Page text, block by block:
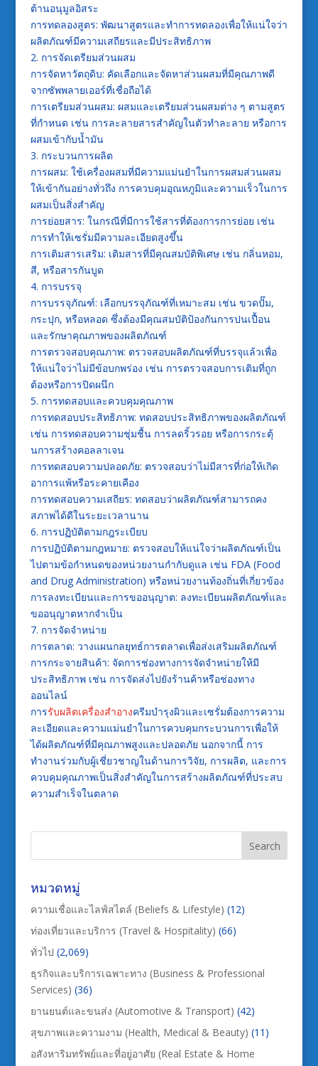
ต้านอนุมูลอิสระ
การทดลองสูตร: พัฒนาสูตรและทำการทดลองเพื่อให้แน่ใจว่า
ผลิตภัณฑ์มีความเสถียรและมีประสิทธิภาพ
2. การจัดเตรียมส่วนผสม
การจัดหาวัตถุดิบ: คัดเลือกและจัดหาส่วนผสมที่มีคุณภาพดี
จากซัพพลายเออร์ที่เชื่อถือได้
การเตรียมส่วนผสม: ผสมและเตรียมส่วนผสมต่าง ๆ ตามสูตร
ที่กำหนด เช่น การละลายสารสำคัญในตัวทำละลาย หรือการ
ผสมเข้ากับน้ำมัน
3. กระบวนการผลิต
การผสม: ใช้เครื่องผสมที่มีความแม่นยำในการผสมส่วนผสม
ให้เข้ากันอย่างทั่วถึง การควบคุมอุณหภูมิและความเร็วในการ
ผสมเป็นสิ่งสำคัญ
การย่อยสาร: ในกรณีที่มีการใช้สารที่ต้องการการย่อย เช่น
การทำให้เซรั่มมีความละเอียดสูงขึ้น
การเติมสารเสริม: เติมสารที่มีคุณสมบัติพิเศษ เช่น กลิ่นหอม,
สี, หรือสารกันบูด
4. การบรรจุ
การบรรจุภัณฑ์: เลือกบรรจุภัณฑ์ที่เหมาะสม เช่น ขวดปั๊ม,
กระปุก, หรือหลอด ซึ่งต้องมีคุณสมบัติป้องกันการปนเปื้อน
และรักษาคุณภาพของผลิตภัณฑ์
การตรวจสอบคุณภาพ: ตรวจสอบผลิตภัณฑ์ที่บรรจุแล้วเพื่อ
ให้แน่ใจว่าไม่มีข้อบกพร่อง เช่น การตรวจสอบการเติมที่ถูก
ต้องหรือการปิดผนึก
5. การทดสอบและควบคุมคุณภาพ
การทดสอบประสิทธิภาพ: ทดสอบประสิทธิภาพของผลิตภัณฑ์
เช่น การทดสอบความชุ่มชื้น การลดริ้วรอย หรือการกระตุ้
นการสร้างคอลลาเจน
การทดสอบความปลอดภัย: ตรวจสอบว่าไม่มีสารที่ก่อให้เกิด
อาการแพ้หรือระคายเคือง
การทดสอบความเสถียร: ทดสอบว่าผลิตภัณฑ์สามารถคง
สภาพได้ดีในระยะเวลานาน
6. การปฏิบัติตามกฎระเบียบ
การปฏิบัติตามกฎหมาย: ตรวจสอบให้แน่ใจว่าผลิตภัณฑ์เป็น
ไปตามข้อกำหนดของหน่วยงานกำกับดูแล เช่น FDA (Food
and Drug Administration) หรือหน่วยงานท้องถิ่นที่เกี่ยวข้อง
การลงทะเบียนและการขออนุญาต: ลงทะเบียนผลิตภัณฑ์และ
ขออนุญาตหากจำเป็น
7. การจัดจำหน่าย
การตลาด: วางแผนกลยุทธ์การตลาดเพื่อส่งเสริมผลิตภัณฑ์
การกระจายสินค้า: จัดการช่องทางการจัดจำหน่ายให้มี
ประสิทธิภาพ เช่น การจัดส่งไปยังร้านค้าหรือช่องทาง
ออนไลน์
การรับผลิตเครื่องสำอางครีมบำรุงผิวและเซรั่มต้องการความ
ละเอียดและความแม่นยำในการควบคุมกระบวนการเพื่อให้
ได้ผลิตภัณฑ์ที่มีคุณภาพสูงและปลอดภัย นอกจากนี้ การ
ทำงานร่วมกับผู้เชี่ยวชาญในด้านการวิจัย, การผลิต, และการ
ควบคุมคุณภาพเป็นสิ่งสำคัญในการสร้างผลิตภัณฑ์ที่ประสบ
ความสำเร็จในตลาด
หมวดหมู่
ความเชื่อและไลฟ์สไตล์ (Beliefs & Lifestyle) (12)
ท่องเที่ยวและบริการ (Travel & Hospitality) (66)
ทั่วไป (2,069)
ธุรกิจและบริการเฉพาะทาง (Business & Professional
Services) (36)
ยานยนต์และขนส่ง (Automotive & Transport) (42)
สุขภาพและความงาม (Health, Medical & Beauty) (11)
อสังหาริมทรัพย์และที่อยู่อาศัย (Real Estate & Home